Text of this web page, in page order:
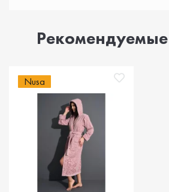
Nusa